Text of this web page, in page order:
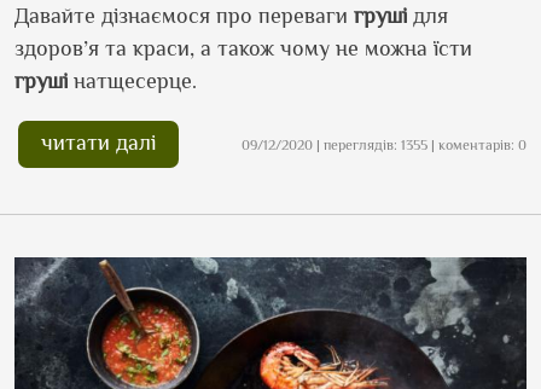
Давайте дізнаємося про переваги груші для
здоров’я та краси, а також чому не можна їсти
груші натщесерце.
читати далі 09/12/2020 | переглядів: 1355 | коментарів: 0